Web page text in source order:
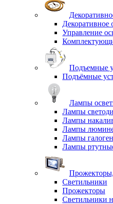
Декоративное
Управление
Подъемные
Подъёмные
Лампы
Лампы
Лампы
Лампы
Лампы
Лампы
Светильники
Прожекторы
Светильники